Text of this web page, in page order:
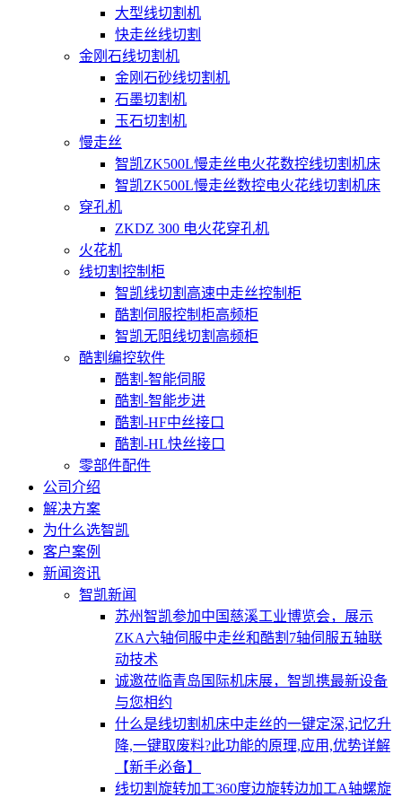
大型线切割机
快走丝线切割
金刚石线切割机
金刚石砂线切割机
石墨切割机
玉石切割机
慢走丝
智凯ZK500L慢走丝电火花数控线切割机床
智凯ZK500L慢走丝数控电火花线切割机床
穿孔机
ZKDZ 300 电火花穿孔机
火花机
线切割控制柜
智凯线切割高速中走丝控制柜
酷割伺服控制柜高频柜
智凯无阻线切割高频柜
酷割编控软件
酷割-智能伺服
酷割-智能步进
酷割-HF中丝接口
酷割-HL快丝接口
零部件配件
公司介绍
解决方案
为什么选智凯
客户案例
新闻资讯
智凯新闻
苏州智凯参加中国慈溪工业博览会，展示
ZKA六轴伺服中走丝和酷割7轴伺服五轴联
动技术
诚邀莅临青岛国际机床展，智凯携最新设备
与您相约
什么是线切割机床中走丝的一键定深,记忆升
降,一键取废料?此功能的原理,应用,优势详解
【新手必备】
线切割旋转加工360度边旋转边加工A轴螺旋